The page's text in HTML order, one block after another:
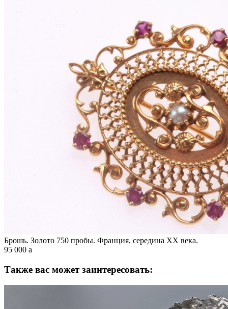
Брошь. Золото 750 пробы. Франция, середина XX века.
95 000 a
Также вас может заинтересовать: